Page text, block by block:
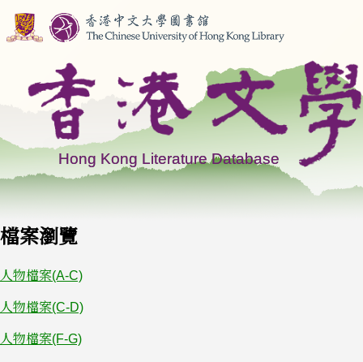
檔案瀏覽
人物檔案(A-C)
人物檔案(C-D)
人物檔案(F-G)